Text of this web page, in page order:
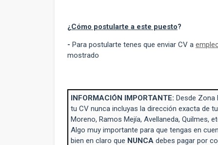
¿ Cómo postularte a este puesto?
- Para postularte tenes que enviar CV a
mostrado
INFORMACIÓN IMPORTANTE: Desde Zona
tu CV nunca incluyas la dirección exacta de
Moreno, Ramos Mejía, Avellaneda, Quilmes,
Algo muy importante para que tengas en
bien en claro que NUNCA debes pagar por